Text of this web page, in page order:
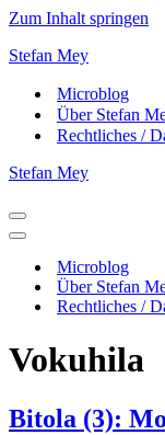
Zum Inhalt springen
Stefan Mey
Microblog
Über Stefan
Rechtliches /
Stefan Mey
Navigationsmenü
Navigationsmenü
Microblog
Über Stefan
Rechtliches /
Vokuhila
Bitola (3):